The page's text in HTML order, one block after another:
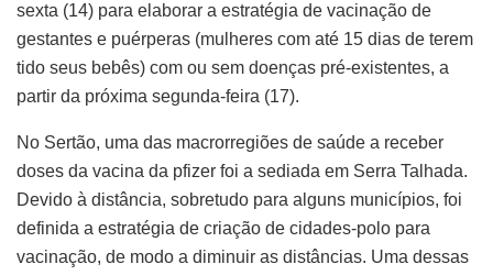
sexta (14) para elaborar a estratégia de vacinação de
gestantes e puérperas (mulheres com até 15 dias de terem
tido seus bebês) com ou sem doenças pré-existentes, a
partir da próxima segunda-feira (17).
No Sertão, uma das macrorregiões de saúde a receber
doses da vacina da pfizer foi a sediada em Serra Talhada.
Devido à distância, sobretudo para alguns municípios, foi
definida a estratégia de criação de cidades-polo para
vacinação, de modo a diminuir as distâncias. Uma dessas